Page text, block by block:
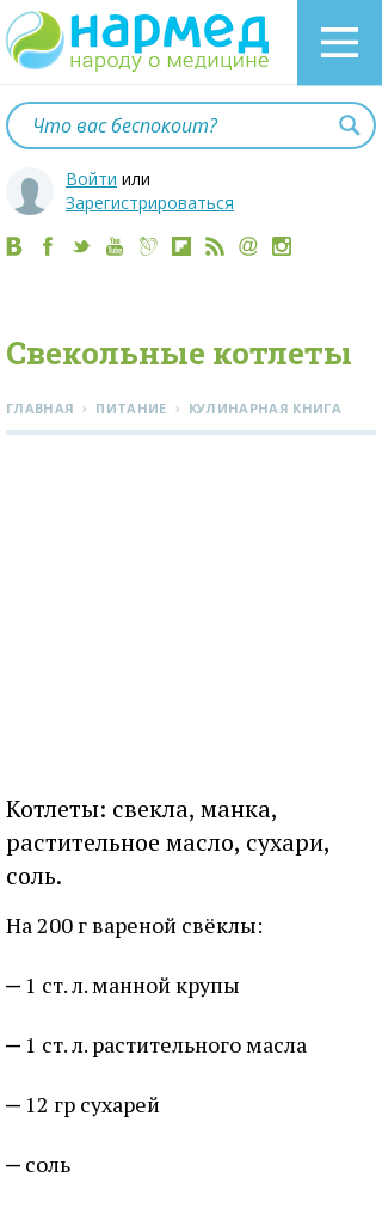
Войти или
Зарегистрироваться
Свекольные котлеты
ГЛАВНАЯ › ПИТАНИЕ › КУЛИНАРНАЯ КНИГА
Котлеты: свекла, манка,
растительное масло, сухари,
соль.
На 200 г вареной свёклы:
1 ст. л. манной крупы
1 ст. л. растительного масла
12 гр сухарей
соль